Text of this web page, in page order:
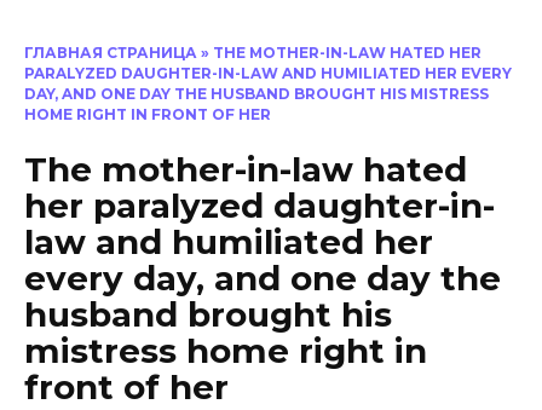
ГЛАВНАЯ СТРАНИЦА » THE MOTHER-IN-LAW HATED HER
PARALYZED DAUGHTER-IN-LAW AND HUMILIATED HER EVERY
DAY, AND ONE DAY THE HUSBAND BROUGHT HIS MISTRESS
HOME RIGHT IN FRONT OF HER
The mother-in-law hated
her paralyzed daughter-in-
law and humiliated her
every day, and one day the
husband brought his
mistress home right in
front of her